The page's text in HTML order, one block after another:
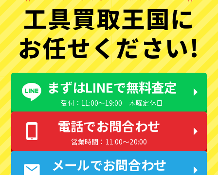
工具買取王国に
お任せください!
まずはLINEで無料査定
受付：11:00〜19:00 木曜定休日
電話でお問合わせ
営業時間：11:00〜20:00
メールでお問合わせ